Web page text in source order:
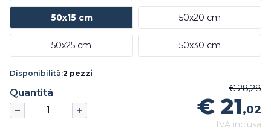
50x15 cm 50x20 cm
50x25 cm 50x30 cm
Disponibilità:2 pezzi
Quantità € 28,28
€ 21,02
IVA inclusa